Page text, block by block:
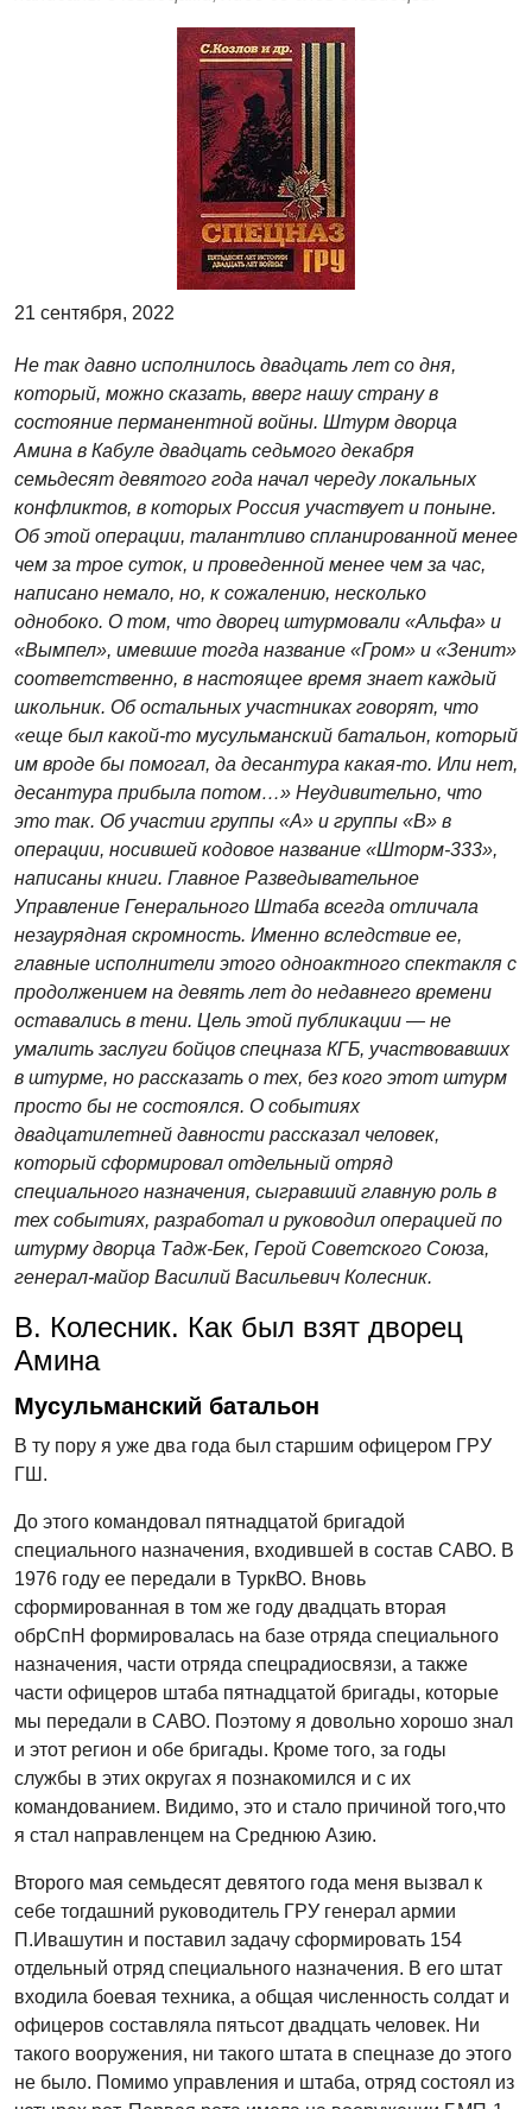
21 сентября, 2022
Не так давно исполнилось двадцать лет со дня,
который, можно сказать, вверг нашу страну в
состояние перманентной войны. Штурм дворца
Амина в Кабуле двадцать седьмого декабря
семьдесят девятого года начал череду локальных
конфликтов, в которых Россия участвует и поныне.
Об этой операции, талантливо спланированной менее
чем за трое суток, и проведенной менее чем за час,
написано немало, но, к сожалению, несколько
однобоко. О том, что дворец штурмовали «Альфа» и
«Вымпел», имевшие тогда название «Гром» и «Зенит»
соответственно, в настоящее время знает каждый
школьник. Об остальных участниках говорят, что
«еще был какой-то мусульманский батальон, который
им вроде бы помогал, да десантура какая-то. Или нет,
десантура прибыла потом…» Неудивительно, что
это так. Об участии группы «А» и группы «В» в
операции, носившей кодовое название «Шторм-333»,
написаны книги. Главное Разведывательное
Управление Генерального Штаба всегда отличала
незаурядная скромность. Именно вследствие ее,
главные исполнители этого одноактного спектакля с
продолжением на девять лет до недавнего времени
оставались в тени. Цель этой публикации — не
умалить заслуги бойцов спецназа КГБ, участвовавших
в штурме, но рассказать о тех, без кого этот штурм
просто бы не состоялся. О событиях
двадцатилетней давности рассказал человек,
который сформировал отдельный отряд
специального назначения, сыгравший главную роль в
тех событиях, разработал и руководил операцией по
штурму дворца Тадж-Бек, Герой Советского Союза,
генерал-майор Василий Васильевич Колесник.
В. Колесник. Как был взят дворец
Амина
Мусульманский батальон
В ту пору я уже два года был старшим офицером ГРУ
ГШ.
До этого командовал пятнадцатой бригадой
специального назначения, входившей в состав САВО. В
1976 году ее передали в ТуркВО. Вновь
сформированная в том же году двадцать вторая
обрСпН формировалась на базе отряда специального
назначения, части отряда спецрадиосвязи, а также
части офицеров штаба пятнадцатой бригады, которые
мы передали в САВО. Поэтому я довольно хорошо знал
и этот регион и обе бригады. Кроме того, за годы
службы в этих округах я познакомился и с их
командованием. Видимо, это и стало причиной того,что
я стал направленцем на Среднюю Азию.
Второго мая семьдесят девятого года меня вызвал к
себе тогдашний руководитель ГРУ генерал армии
П.Ивашутин и поставил задачу сформировать 154
отдельный отряд специального назначения. В его штат
входила боевая техника, а общая численность солдат и
офицеров составляла пятьсот двадцать человек. Ни
такого вооружения, ни такого штата в спецназе до этого
не было. Помимо управления и штаба, отряд состоял из